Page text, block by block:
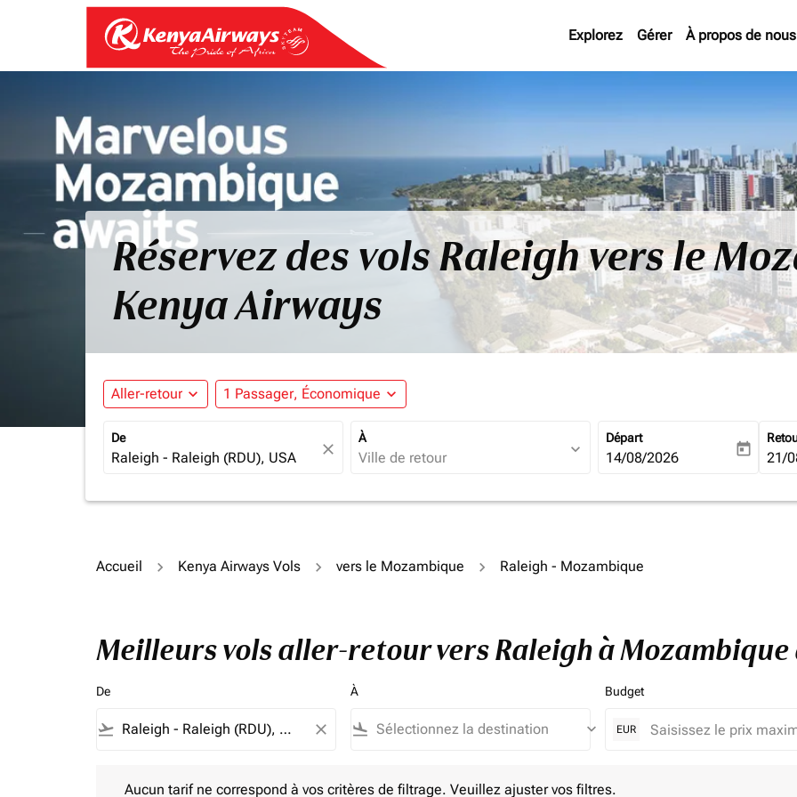
Explorez Gérer À propos de nous
Réservez des vols Raleigh vers le
Kenya Airways
Aller-retour expand_more 1 Passager, Économique expand_more
De
close
À
expand_more
Départ
fc-booking-departure-date-
14/08/2026 today fc-
21/
Accueil Kenya Airways Vols vers le Mozambique Raleigh - Mozambique
Meilleurs vols aller-retour vers Raleigh à Mozambique
De
flight_takeoff close
À
flight_land keyboard_arrow_down
Budget
EUR
Aucun tarif ne correspond à vos critères de filtrage. Veuillez ajuster vos filtres.